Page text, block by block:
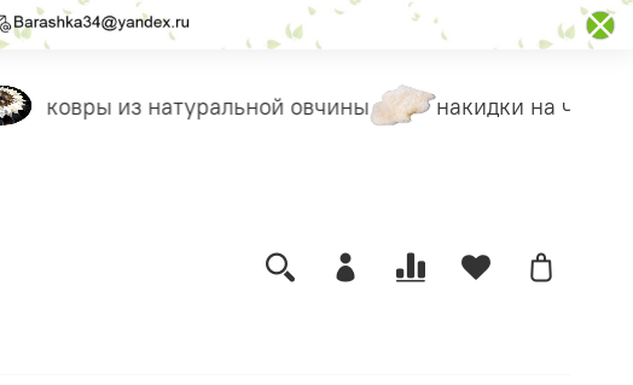
ковры из натуральной овчины накидки на чехлы